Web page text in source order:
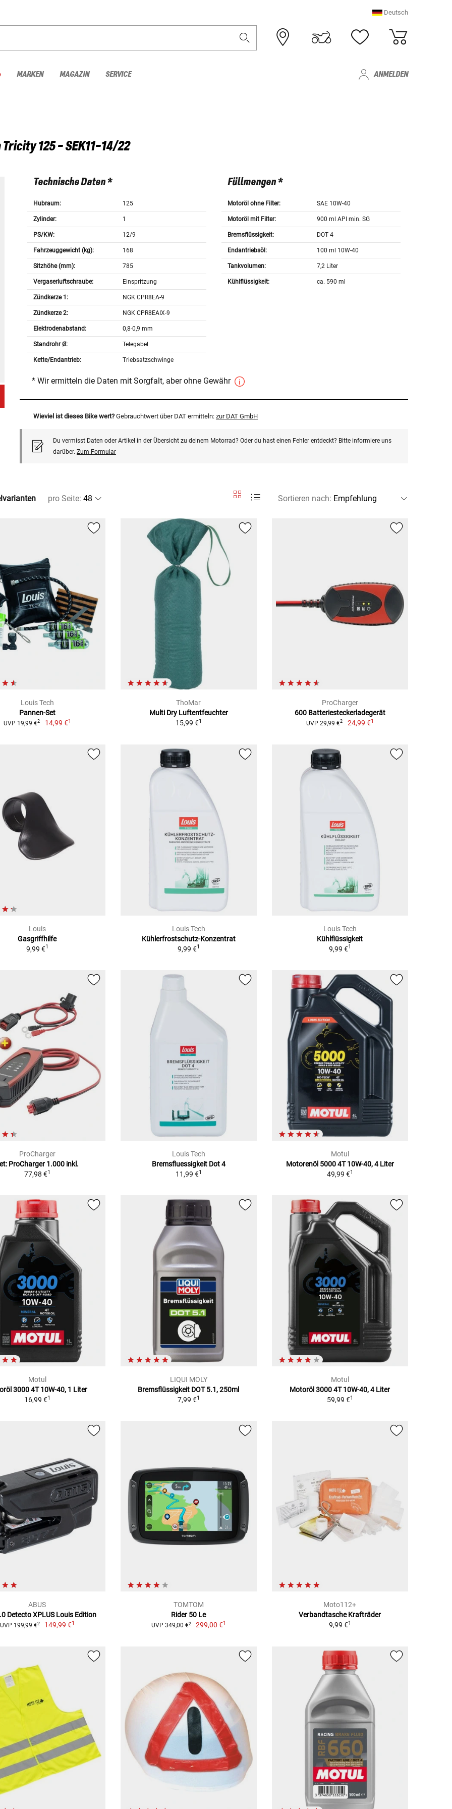
Deutsch
MARKEN MAGAZIN SERVICE ANMELDEN
Tricity 125 - SEK11-14/22
Technische Daten *
Hubraum: 125
Zylinder: 1
PS/KW: 12/9
Fahrzeuggewicht (kg): 168
Sitzhöhe (mm): 785
Vergaserluftschraube: Einspritzung
Zündkerze 1: NGK CPR8EA-9
Zündkerze 2: NGK CPR8EAIX-9
Elektrodenabstand: 0,8-0,9 mm
Standrohr Ø: Telegabel
Kette/Endantrieb: Triebsatzschwinge
Füllmengen *
Motoröl ohne Filter: SAE 10W-40
Motoröl mit Filter: 900 ml API min. SG
Bremsflüssigkeit: DOT 4
Endantriebsöl: 100 ml 10W-40
Tankvolumen: 7,2 Liter
Kühlflüssigkeit: ca. 590 ml
* Wir ermitteln die Daten mit Sorgfalt, aber ohne Gewähr
Wieviel ist dieses Bike wert? Gebrauchtwert über DAT ermitteln: zur DAT GmbH
Du vermisst Daten oder Artikel in der Übersicht zu deinem Motorrad? Oder du hast einen Fehler entdeckt? Bitte informiere uns
darüber. Zum Formular
pro Seite: Sortieren nach:
Louis Tech
Pannen-Set
UVP 19,99 €2 14,99 €1
ThoMar
Multi Dry Luftentfeuchter
15,99 €1
ProCharger
600 Batteriesteckerladegerät
UVP 29,99 €2 24,99 €1
Louis
Gasgriffhilfe
9,99 €1
Louis Tech
Kühlerfrostschutz-Konzentrat
9,99 €1
Louis Tech
Kühlflüssigkeit
9,99 €1
ProCharger
ProCharger 1.000 inkl.
77,98 €1
Louis Tech
Bremsfluessigkeit Dot 4
11,99 €1
Motul
Motorenöl 5000 4T 10W-40, 4 Liter
49,99 €1
Motul
3000 4T 10W-40, 1 Liter
16,99 €1
LIQUI MOLY
Bremsflüssigkeit DOT 5.1, 250ml
7,99 €1
Motul
Motoröl 3000 4T 10W-40, 4 Liter
59,99 €1
ABUS
Detecto XPLUS Louis Edition
UVP 199,99 €2 149,99 €1
TOMTOM
Rider 50 Le
UVP 349,00 €2 299,00 €1
Moto112+
Verbandtasche Krafträder
9,99 €1